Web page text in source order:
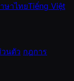
ษาไทยTiếng Việt
นตัว กฎการ